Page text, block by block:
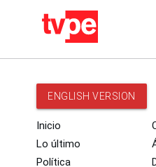
ENGLISH VERSION
Inicio
Lo último
Política